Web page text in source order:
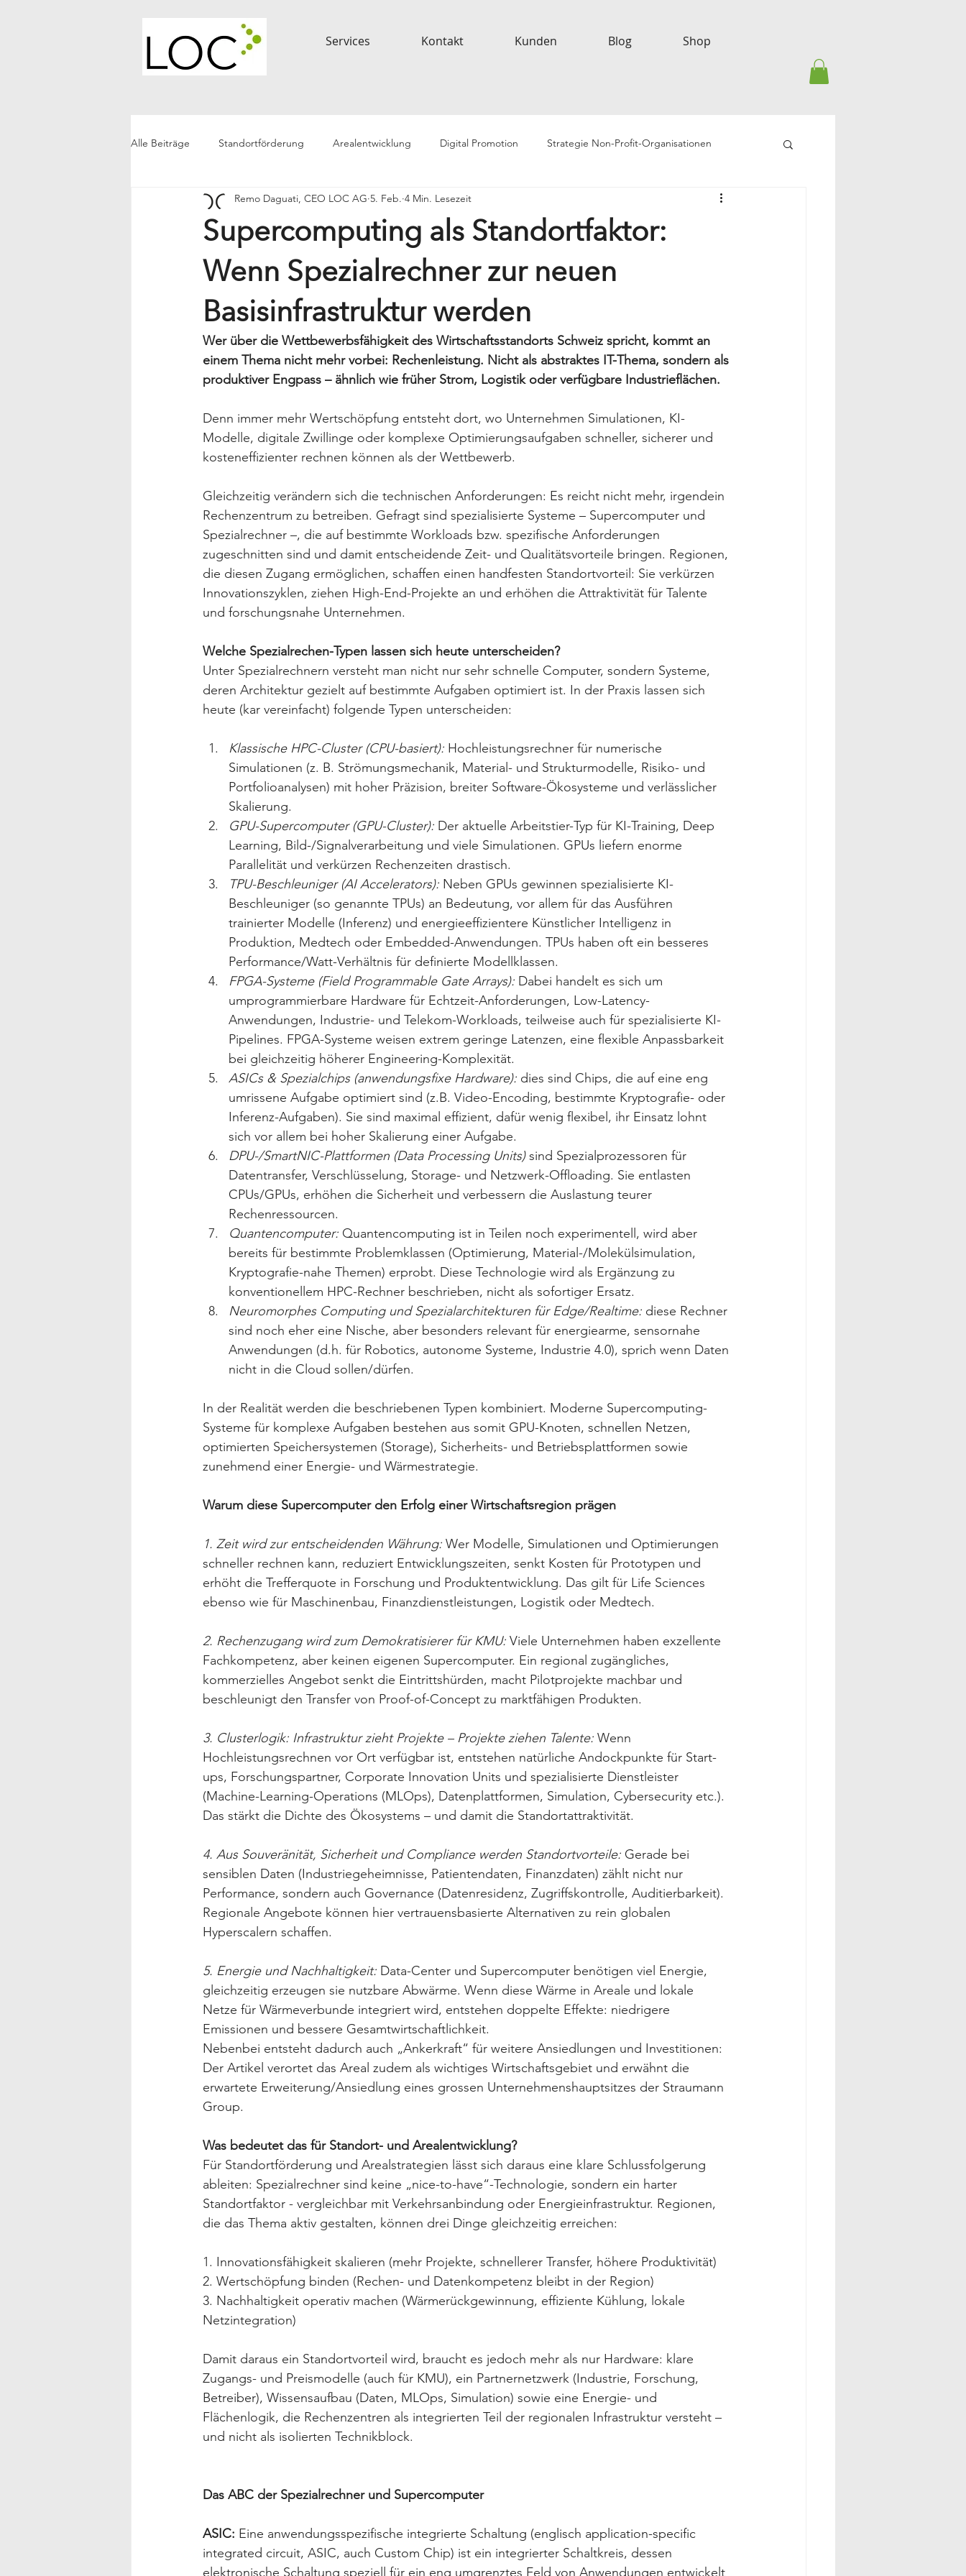
Services Kontakt Kunden Blog Shop
Alle Beiträge Standortförderung Arealentwicklung Digital Promotion Strategie Non-Profit-Organisationen
LOC Generell Future Living
Supercomputing als Standortfaktor:
Wenn Spezialrechner zur neuen
Basisinfrastruktur werden
Remo Daguati, CEO LOC AG 5. Feb. 4 Min. Lesezeit
Wer über die Wettbewerbsfähigkeit des Wirtschaftsstandorts Schweiz spricht, kommt an
einem Thema nicht mehr vorbei: Rechenleistung. Nicht als abstraktes IT-Thema, sondern als
produktiver Engpass – ähnlich wie früher Strom, Logistik oder verfügbare Industrieflächen.
Denn immer mehr Wertschöpfung entsteht dort, wo Unternehmen Simulationen, KI-
Modelle, digitale Zwillinge oder komplexe Optimierungsaufgaben schneller, sicherer und
kosteneffizienter rechnen können als der Wettbewerb.
Gleichzeitig verändern sich die technischen Anforderungen: Es reicht nicht mehr, irgendein
Rechenzentrum zu betreiben. Gefragt sind spezialisierte Systeme – Supercomputer und
Spezialrechner –, die auf bestimmte Workloads bzw. spezifische Anforderungen
zugeschnitten sind und damit entscheidende Zeit- und Qualitätsvorteile bringen. Regionen,
die diesen Zugang ermöglichen, schaffen einen handfesten Standortvorteil: Sie verkürzen
Innovationszyklen, ziehen High-End-Projekte an und erhöhen die Attraktivität für Talente
und forschungsnahe Unternehmen.
Welche Spezialrechen-Typen lassen sich heute unterscheiden?
Unter Spezialrechnern versteht man nicht nur sehr schnelle Computer, sondern Systeme,
deren Architektur gezielt auf bestimmte Aufgaben optimiert ist. In der Praxis lassen sich
heute (kar vereinfacht) folgende Typen unterscheiden:
Klassische HPC-Cluster (CPU-basiert): Hochleistungsrechner für numerische
Simulationen (z. B. Strömungsmechanik, Material- und Strukturmodelle, Risiko- und
Portfolioanalysen) mit hoher Präzision, breiter Software-Ökosysteme und verlässlicher
Skalierung.
GPU-Supercomputer (GPU-Cluster): Der aktuelle Arbeitstier-Typ für KI-Training, Deep
Learning, Bild-/Signalverarbeitung und viele Simulationen. GPUs liefern enorme
Parallelität und verkürzen Rechenzeiten drastisch.
TPU-Beschleuniger (AI Accelerators): Neben GPUs gewinnen spezialisierte KI-
Beschleuniger (so genannte TPUs) an Bedeutung, vor allem für das Ausführen
trainierter Modelle (Inferenz) und energieeffizientere Künstlicher Intelligenz in
Produktion, Medtech oder Embedded-Anwendungen. TPUs haben oft ein besseres
Performance/Watt-Verhältnis für definierte Modellklassen.
FPGA-Systeme (Field Programmable Gate Arrays): Dabei handelt es sich um
umprogrammierbare Hardware für Echtzeit-Anforderungen, Low-Latency-
Anwendungen, Industrie- und Telekom-Workloads, teilweise auch für spezialisierte KI-
Pipelines. FPGA-Systeme weisen extrem geringe Latenzen, eine flexible Anpassbarkeit
bei gleichzeitig höherer Engineering-Komplexität.
ASICs & Spezialchips (anwendungsfixe Hardware): dies sind Chips, die auf eine eng
umrissene Aufgabe optimiert sind (z.B. Video-Encoding, bestimmte Kryptografie- oder
Inferenz-Aufgaben). Sie sind maximal effizient, dafür wenig flexibel, ihr Einsatz lohnt
sich vor allem bei hoher Skalierung einer Aufgabe.
DPU-/SmartNIC-Plattformen (Data Processing Units) sind Spezialprozessoren für
Datentransfer, Verschlüsselung, Storage- und Netzwerk-Offloading. Sie entlasten
CPUs/GPUs, erhöhen die Sicherheit und verbessern die Auslastung teurer
Rechenressourcen.
Quantencomputer: Quantencomputing ist in Teilen noch experimentell, wird aber
bereits für bestimmte Problemklassen (Optimierung, Material-/Molekülsimulation,
Kryptografie-nahe Themen) erprobt. Diese Technologie wird als Ergänzung zu
konventionellem HPC-Rechner beschrieben, nicht als sofortiger Ersatz.
Neuromorphes Computing und Spezialarchitekturen für Edge/Realtime: diese Rechner
sind noch eher eine Nische, aber besonders relevant für energiearme, sensornahe
Anwendungen (d.h. für Robotics, autonome Systeme, Industrie 4.0), sprich wenn Daten
nicht in die Cloud sollen/dürfen.
In der Realität werden die beschriebenen Typen kombiniert. Moderne Supercomputing-
Systeme für komplexe Aufgaben bestehen aus somit GPU-Knoten, schnellen Netzen,
optimierten Speichersystemen (Storage), Sicherheits- und Betriebsplattformen sowie
zunehmend einer Energie- und Wärmestrategie.
Warum diese Supercomputer den Erfolg einer Wirtschaftsregion prägen
1. Zeit wird zur entscheidenden Währung: Wer Modelle, Simulationen und Optimierungen
schneller rechnen kann, reduziert Entwicklungszeiten, senkt Kosten für Prototypen und
erhöht die Trefferquote in Forschung und Produktentwicklung. Das gilt für Life Sciences
ebenso wie für Maschinenbau, Finanzdienstleistungen, Logistik oder Medtech.
2. Rechenzugang wird zum Demokratisierer für KMU: Viele Unternehmen haben exzellente
Fachkompetenz, aber keinen eigenen Supercomputer. Ein regional zugängliches,
kommerzielles Angebot senkt die Eintrittshürden, macht Pilotprojekte machbar und
beschleunigt den Transfer von Proof-of-Concept zu marktfähigen Produkten.
3. Clusterlogik: Infrastruktur zieht Projekte – Projekte ziehen Talente: Wenn
Hochleistungsrechnen vor Ort verfügbar ist, entstehen natürliche Andockpunkte für Start-
ups, Forschungspartner, Corporate Innovation Units und spezialisierte Dienstleister
(Machine-Learning-Operations (MLOps), Datenplattformen, Simulation, Cybersecurity etc.).
Das stärkt die Dichte des Ökosystems – und damit die Standortattraktivität.
4. Aus Souveränität, Sicherheit und Compliance werden Standortvorteile: Gerade bei
sensiblen Daten (Industriegeheimnisse, Patientendaten, Finanzdaten) zählt nicht nur
Performance, sondern auch Governance (Datenresidenz, Zugriffskontrolle, Auditierbarkeit).
Regionale Angebote können hier vertrauensbasierte Alternativen zu rein globalen
Hyperscalern schaffen.
5. Energie und Nachhaltigkeit: Data-Center und Supercomputer benötigen viel Energie,
gleichzeitig erzeugen sie nutzbare Abwärme. Wenn diese Wärme in Areale und lokale
Netze für Wärmeverbunde integriert wird, entstehen doppelte Effekte: niedrigere
Emissionen und bessere Gesamtwirtschaftlichkeit.
Nebenbei entsteht dadurch auch „Ankerkraft“ für weitere Ansiedlungen und Investitionen:
Der Artikel verortet das Areal zudem als wichtiges Wirtschaftsgebiet und erwähnt die
erwartete Erweiterung/Ansiedlung eines grossen Unternehmenshauptsitzes der Straumann
Group.
Was bedeutet das für Standort- und Arealentwicklung?
Für Standortförderung und Arealstrategien lässt sich daraus eine klare Schlussfolgerung
ableiten: Spezialrechner sind keine „nice-to-have“-Technologie, sondern ein harter
Standortfaktor - vergleichbar mit Verkehrsanbindung oder Energieinfrastruktur. Regionen,
die das Thema aktiv gestalten, können drei Dinge gleichzeitig erreichen:
1. Innovationsfähigkeit skalieren (mehr Projekte, schnellerer Transfer, höhere Produktivität)
2. Wertschöpfung binden (Rechen- und Datenkompetenz bleibt in der Region)
3. Nachhaltigkeit operativ machen (Wärmerückgewinnung, effiziente Kühlung, lokale
Netzintegration)
Damit daraus ein Standortvorteil wird, braucht es jedoch mehr als nur Hardware: klare
Zugangs- und Preismodelle (auch für KMU), ein Partnernetzwerk (Industrie, Forschung,
Betreiber), Wissensaufbau (Daten, MLOps, Simulation) sowie eine Energie- und
Flächenlogik, die Rechenzentren als integrierten Teil der regionalen Infrastruktur versteht –
und nicht als isolierten Technikblock.
Das ABC der Spezialrechner und Supercomputer
ASIC: Eine anwendungsspezifische integrierte Schaltung (englisch application-specific
integrated circuit, ASIC, auch Custom Chip) ist ein integrierter Schaltkreis, dessen
elektronische Schaltung speziell für ein eng umgrenztes Feld von Anwendungen entwickelt